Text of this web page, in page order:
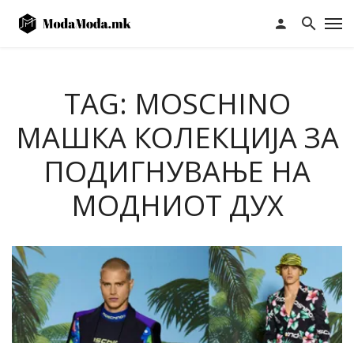
TAG: MOSCHINO
МАШКА КОЛЕКЦИЈА ЗА
ПОДИГНУВАЊЕ НА
МОДНИОТ ДУХ